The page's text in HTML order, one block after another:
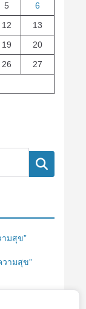
5
6
12
13
19
20
26
27
ค้นหา
มสุข”
วามสุข”